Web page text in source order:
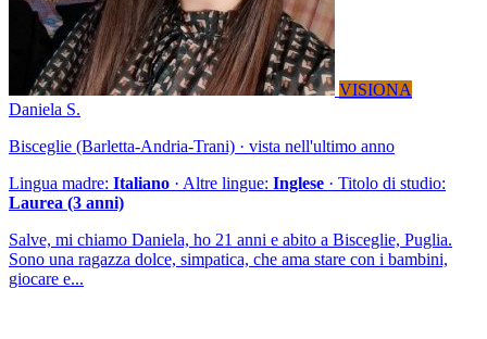
VISIONA
Daniela S.
Bisceglie (Barletta-Andria-Trani) · vista nell'ultimo anno
Lingua madre: Italiano · Altre lingue: Inglese · Titolo di studio:
Laurea (3 anni)
Salve, mi chiamo Daniela, ho 21 anni e abito a Bisceglie, Puglia.
Sono una ragazza dolce, simpatica, che ama stare con i bambini,
giocare e...